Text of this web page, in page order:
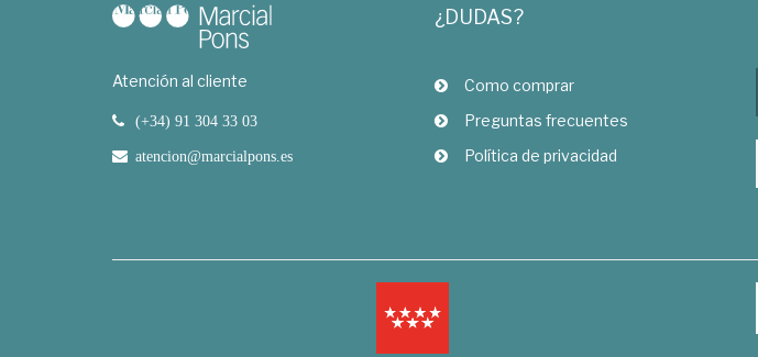
Atención al cliente
(+34) 91 304 33 03
atencion@marcialpons.es
¿DUDAS?
Como comprar
Preguntas frecuentes
Política de privacidad